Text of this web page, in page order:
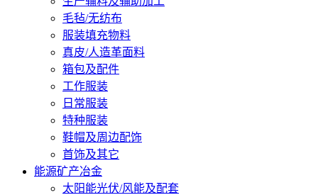
毛毡/无纺布
服装填充物料
真皮/人造革面料
箱包及配件
工作服装
日常服装
特种服装
鞋帽及周边配饰
首饰及其它
能源矿产冶金
太阳能光伏/风能及配套